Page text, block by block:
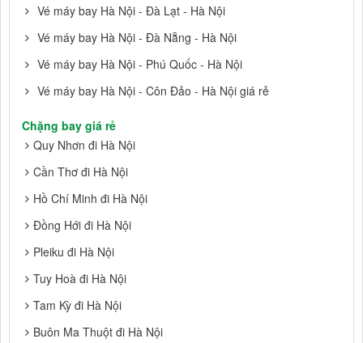
Vé máy bay Hà Nội - Đà Lạt - Hà Nội
Vé máy bay Hà Nội - Đà Nẵng - Hà Nội
Vé máy bay Hà Nội - Phú Quốc - Hà Nội
Vé máy bay Hà Nội - Côn Đảo - Hà Nội giá rẻ
Chặng bay giá rẻ
Quy Nhơn đi Hà Nội
Cần Thơ đi Hà Nội
Hồ Chí Minh đi Hà Nội
Đồng Hới đi Hà Nội
Pleiku đi Hà Nội
Tuy Hoà đi Hà Nội
Tam Kỳ đi Hà Nội
Buôn Ma Thuột đi Hà Nội